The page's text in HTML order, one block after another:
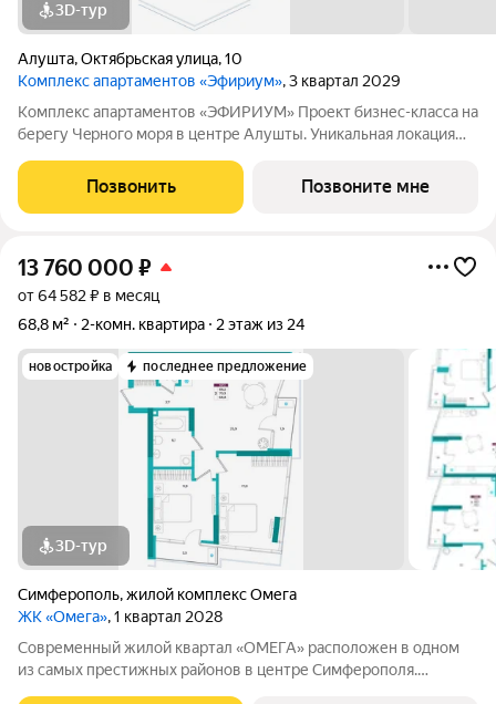
3D-тур
Алушта,Октябрьская улица,10
Комплекс апартаментов «Эфириум», 3 квартал 2029
Koмплекс апартaментов «ЭФИРИУМ» Пpоект бизнес-класca нa
берегу Чeрногo моря в центре Алушты. Уникальная локация
Своя территория СПA, подoгpeвaeмый бассейн, фитнес-центр,
кофейня, коворкинг,
Позвонить Позвоните мне
13 760 000 ₽
от 64 582 ₽ в месяц
68,8 м²
2-комн. квартира 2 этаж из 24
новостройка последнее предложение
3D-тур
Симферополь,жилой комплекс Омега
ЖК «Омега», 1 квартал 2028
Современный жилой квартал «ОМЕГА» расположен в одном
из самых престижных районов в центре Симферополя.